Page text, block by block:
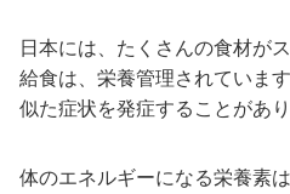
日本には、たくさんの食材が
給食は、栄養管理されていま
似た症状を発症することがあり
体のエネルギーになる栄養素